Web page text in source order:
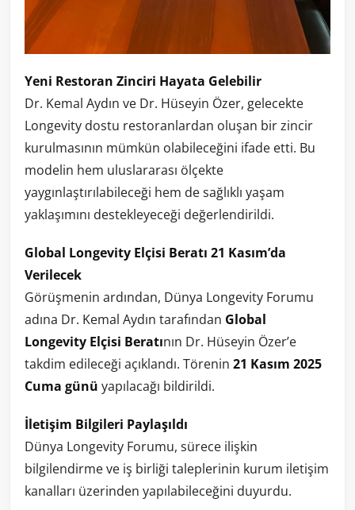
Yeni Restoran Zinciri Hayata Gelebilir
Dr. Kemal Aydın ve Dr. Hüseyin Özer, gelecekte
Longevity dostu restoranlardan oluşan bir zincir
kurulmasının mümkün olabileceğini ifade etti. Bu
modelin hem uluslararası ölçekte
yaygınlaştırılabileceği hem de sağlıklı yaşam
yaklaşımını destekleyeceği değerlendirildi.
Global Longevity Elçisi Beratı 21 Kasım’da
Verilecek
Görüşmenin ardından, Dünya Longevity Forumu
adına Dr. Kemal Aydın tarafından Global
Longevity Elçisi Beratının Dr. Hüseyin Özer’e
takdim edileceği açıklandı. Törenin 21 Kasım 2025
Cuma günü yapılacağı bildirildi.
İletişim Bilgileri Paylaşıldı
Dünya Longevity Forumu, sürece ilişkin
bilgilendirme ve iş birliği taleplerinin kurum iletişim
kanalları üzerinden yapılabileceğini duyurdu.